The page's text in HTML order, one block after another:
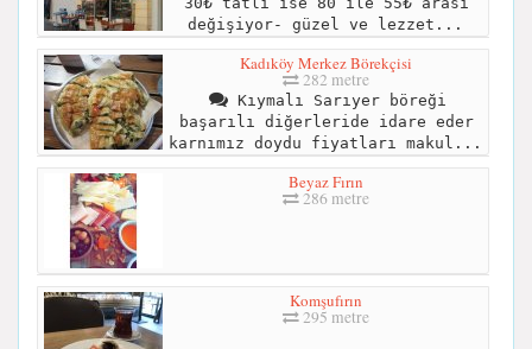
değişiyor- güzel ve lezzet...
Kadıköy Merkez Börekçisi
282 metre
Kıymalı Sarıyer böreği
başarılı diğerleride idare eder
karnımız doydu fiyatları makul...
Beyaz Fırın
286 metre
Komşufırın
295 metre